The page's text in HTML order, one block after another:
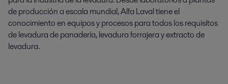
de producción a escala mundial, Alfa Laval tiene el
conocimiento en equipos y procesos para todos los requisitos
de levadura de panadería, levadura forrajera y extracto de
levadura.